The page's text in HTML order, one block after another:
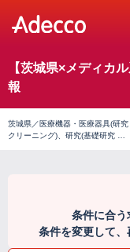
【茨城県×メディカ
報
茨城県／医療機器・医療器具(研
クリーニング)、研究(基礎研究 …
条件に合う
条件を変更して、